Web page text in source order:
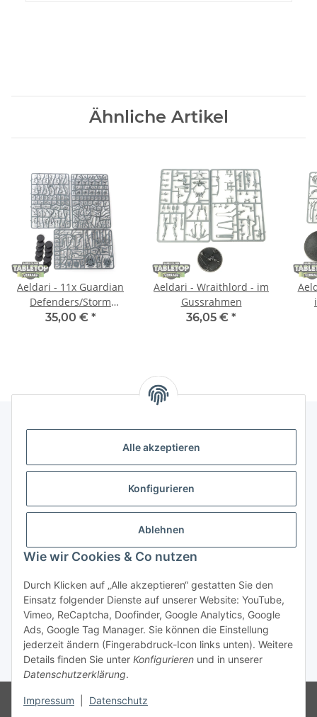
Alle akzeptieren
Konfigurieren
Ablehnen
Wie wir Cookies & Co nutzen
Durch Klicken auf „Alle akzeptieren“ gestatten Sie den
Einsatz folgender Dienste auf unserer Website: YouTube,
Vimeo, ReCaptcha, Doofinder, Google Analytics, Google
Ads, Google Tag Manager. Sie können die Einstellung
jederzeit ändern (Fingerabdruck-Icon links unten). Weitere
Details finden Sie unter Konfigurieren und in unserer
Datenschutzerklärung.
Impressum Datenschutz
Ähnliche Artikel
Aeldari - 11x Guardian
Defenders/Storm
Guardians - im
35,00 € *
Aeldari - Wraithlord - im
Gussrahmen
36,05 € *
Gesetzliche Informationen
Bestellung wiederrufen
* Alle Preise inkl. gesetzlicher USt., zzgl.Versand
Besucherzähler: 75616525